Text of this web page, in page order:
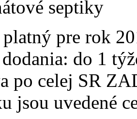
septiky
pre rok
do 1
po celej SR
jsou uvedené